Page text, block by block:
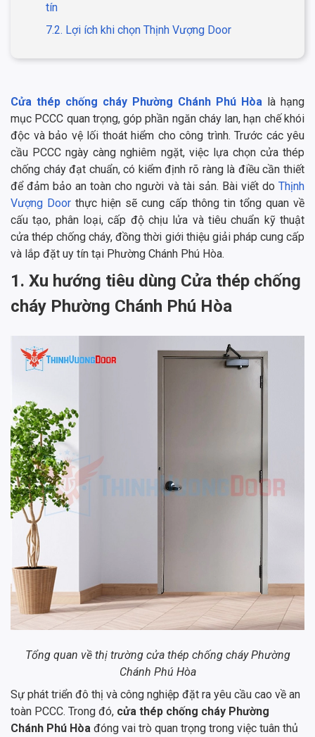
tín
7.2. Lợi ích khi chọn Thịnh Vượng Door
Cửa thép chống cháy Phường Chánh Phú Hòa là hạng
mục PCCC quan trọng, góp phần ngăn cháy lan, hạn chế khói
độc và bảo vệ lối thoát hiểm cho công trình. Trước các yêu
cầu PCCC ngày càng nghiêm ngặt, việc lựa chọn cửa thép
chống cháy đạt chuẩn, có kiểm định rõ ràng là điều cần thiết
để đảm bảo an toàn cho người và tài sản. Bài viết do Thịnh
Vượng Door thực hiện sẽ cung cấp thông tin tổng quan về
cấu tạo, phân loại, cấp độ chịu lửa và tiêu chuẩn kỹ thuật
cửa thép chống cháy, đồng thời giới thiệu giải pháp cung cấp
và lắp đặt uy tín tại Phường Chánh Phú Hòa.
1. Xu hướng tiêu dùng Cửa thép chống
cháy Phường Chánh Phú Hòa
Tổng quan về thị trường cửa thép chống cháy Phường
Chánh Phú Hòa
Sự phát triển đô thị và công nghiệp đặt ra yêu cầu cao về an
toàn PCCC. Trong đó, cửa thép chống cháy Phường
Chánh Phú Hòa đóng vai trò quan trọng trong việc tuân thủ